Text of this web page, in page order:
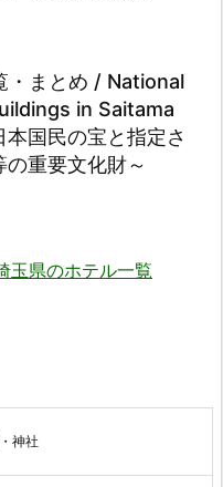
・まとめ / National
in Saitama
国民の宝と指定さ
重要文化財～
玉県のホテル一覧
神社